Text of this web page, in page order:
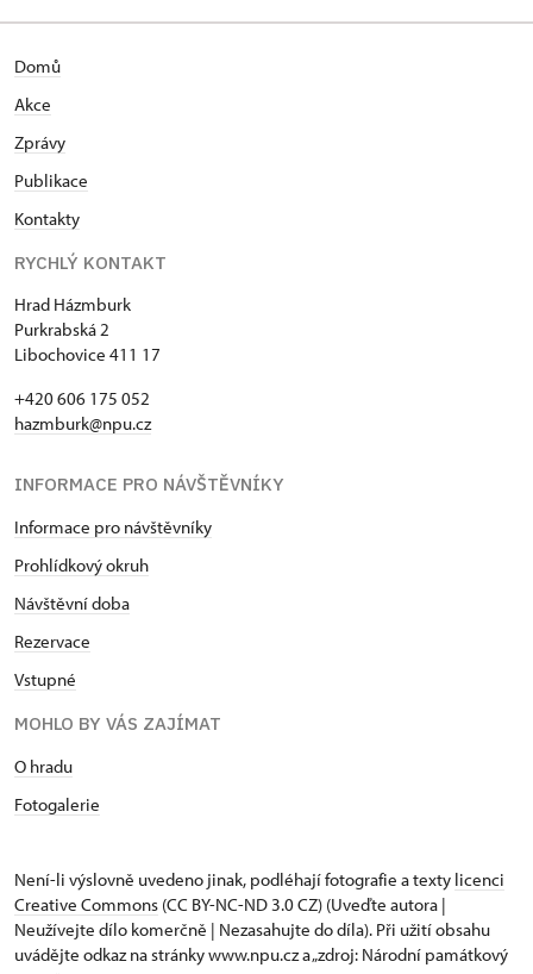
Domů
Akce
Zprávy
Publikace
Kontakty
RYCHLÝ KONTAKT
Hrad Házmburk
Purkrabská 2
Libochovice 411 17
+420 606 175 052
hazmburk@npu.cz
INFORMACE PRO NÁVŠTĚVNÍKY
Informace pro návštěvníky
Prohlídkový okruh
Návštěvní doba
Rezervace
Vstupné
MOHLO BY VÁS ZAJÍMAT
O hradu
Fotogalerie
Není-li výslovně uvedeno jinak, podléhají fotografie a texty licenci
Creative Commons (CC BY-NC-ND 3.0 CZ) (Uveďte autora |
Neužívejte dílo komerčně | Nezasahujte do díla). Při užití obsahu
uvádějte odkaz na stránky www.npu.cz a „zdroj: Národní památkový